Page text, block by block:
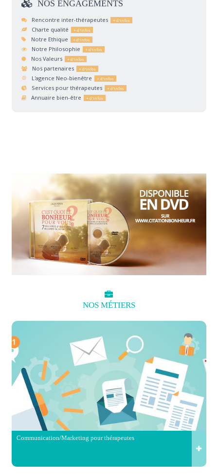
NOS ENGAGEMENTS
Rencontre inter-thérapeutes
Charte qualité
Notre Ethique
Notre Philosophie
Nos Valeurs
Nos partenaires
L'agence Neo-bienêtre
Services pour thérapeutes
Annuaire bien-être
NOS MÉTIERS
Communication/Marketing pour thérapeutes